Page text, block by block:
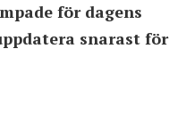
för dagens
snarast för